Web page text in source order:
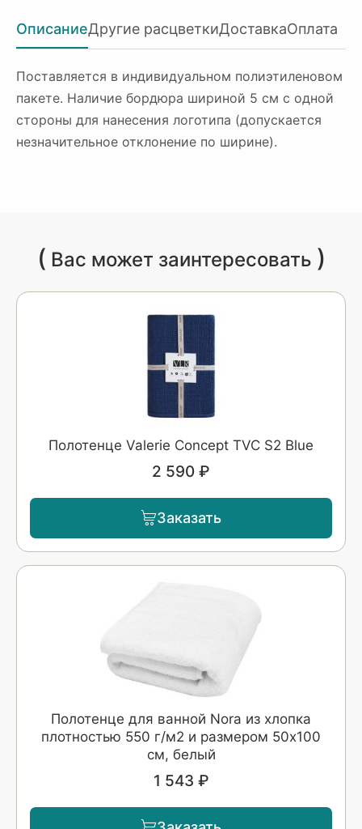
ОписаниеДругие расцветкиДоставкаОплата
Поставляется в индивидуальном полиэтиленовом
пакете. Наличие бордюра шириной 5 см с одной
стороны для нанесения логотипа (допускается
незначительное отклонение по ширине).
( Вас может заинтересовать )
Полотенце Valerie Concept TVC S2 Blue
2 590 ₽
Заказать
Полотенце для ванной Nora из хлопка
плотностью 550 г/м2 и размером 50x100
см, белый
1 543 ₽